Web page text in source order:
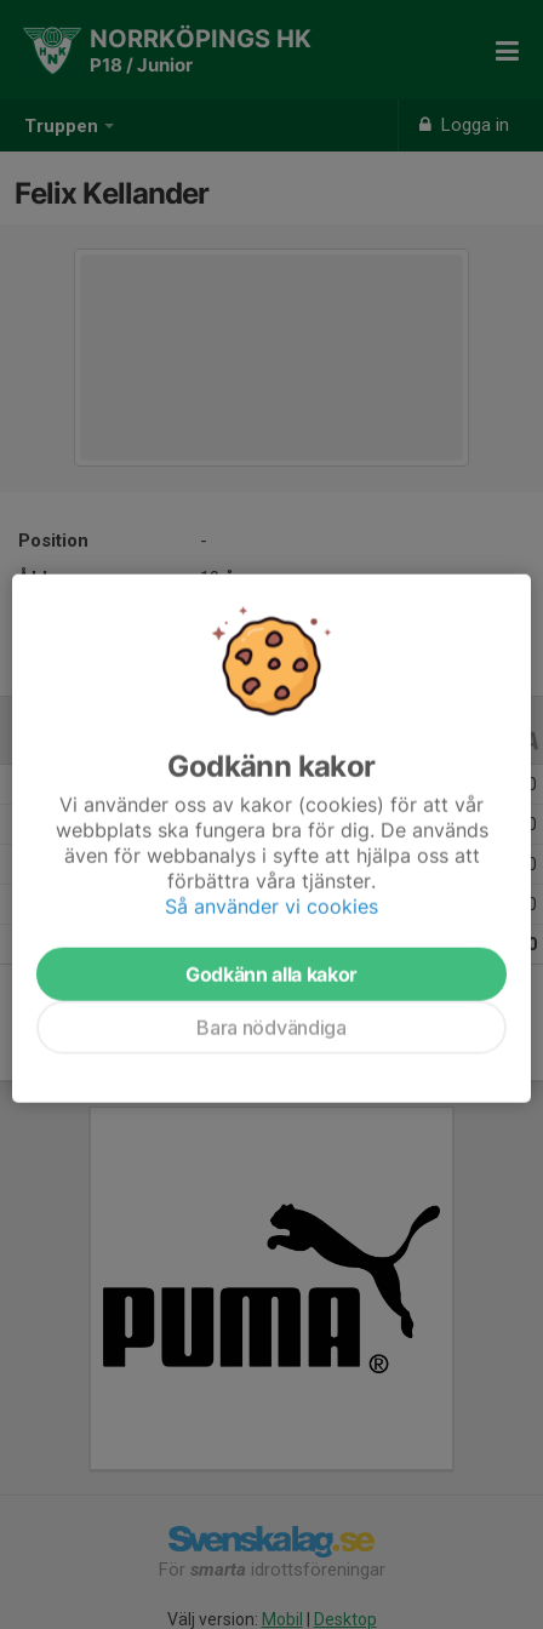
Truppen Logga in
NORRKÖPINGS HK
P18 / Junior
Felix Kellander
Position
-
Ålder
19 år
0
Säsongen 24/25 4 0 0
Säsongen 23/24 16 0
0
Totalt 50 0 0
För smarta idrottsföreningar
Välj version: Mobil Desktop
Godkänn kakor
Vi använder oss av kakor (cookies) för att vår
webbplats ska fungera bra för dig. De används
även för webbanalys i syfte att hjälpa oss att
förbättra våra tjänster.
Så använder vi cookies
Godkänn alla kakor
Bara nödvändiga